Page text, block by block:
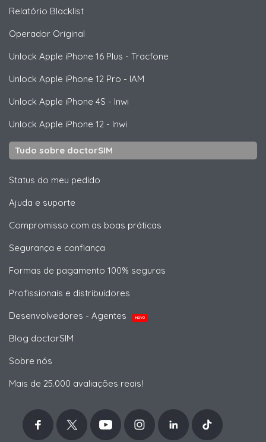
Relatório Blacklist
Operador Original
Unlock Apple iPhone 16 Plus - Tracfone
Unlock Apple iPhone 12 Pro - IAM
Unlock Apple iPhone 4S - Inwi
Unlock Apple iPhone 12 - Inwi
Tudo sobre doctorSIM
Status do meu pedido
Ajuda e suporte
Compromisso com as boas práticas
Segurança e confiança
Formas de pagamento 100% seguras
Profissionais e distribuidores
Desenvolvedores - Agentes
NOVO
Blog doctorSIM
Sobre nós
Mais de 25.000 avaliações reais!